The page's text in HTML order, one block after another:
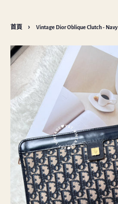
首頁 › Vintage Dior Oblique Clutch - Navy